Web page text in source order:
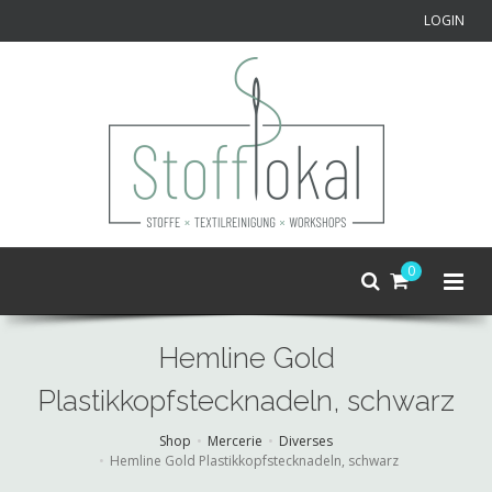
LOGIN
0
Hemline Gold
Plastikkopfstecknadeln, schwarz
Shop Mercerie
Diverses
Hemline Gold Plastikkopfstecknadeln, schwarz